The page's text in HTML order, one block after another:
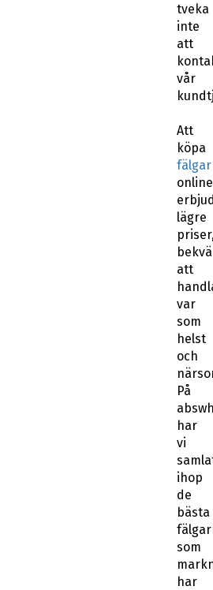
tveka
inte
att
vår
Att
köpa
fälgar
online
lägre
priser,
att
var
som
helst
och
På
har
vi
ihop
de
bästa
som
har